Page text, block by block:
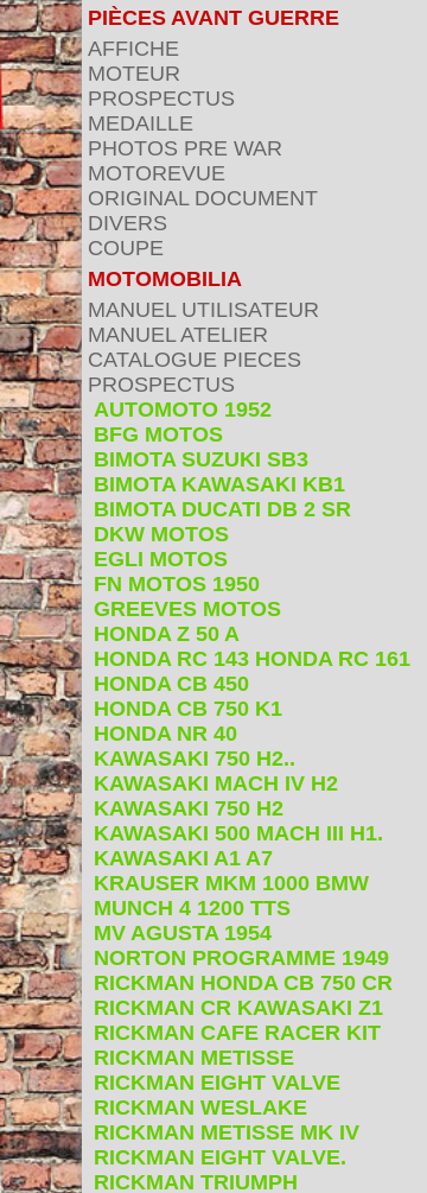
PIÈCES AVANT GUERRE
AFFICHE
MOTEUR
PROSPECTUS
MEDAILLE
PHOTOS PRE WAR
MOTOREVUE
ORIGINAL DOCUMENT
DIVERS
COUPE
MOTOMOBILIA
MANUEL UTILISATEUR
MANUEL ATELIER
CATALOGUE PIECES
PROSPECTUS
AUTOMOTO 1952
BFG MOTOS
BIMOTA SUZUKI SB3
BIMOTA KAWASAKI KB1
BIMOTA DUCATI DB 2 SR
DKW MOTOS
EGLI MOTOS
FN MOTOS 1950
GREEVES MOTOS
HONDA Z 50 A
HONDA RC 143 HONDA RC 161
HONDA CB 450
HONDA CB 750 K1
HONDA NR 40
KAWASAKI 750 H2..
KAWASAKI MACH IV H2
KAWASAKI 750 H2
KAWASAKI 500 MACH III H1.
KAWASAKI A1 A7
KRAUSER MKM 1000 BMW
MUNCH 4 1200 TTS
MV AGUSTA 1954
NORTON PROGRAMME 1949
RICKMAN HONDA CB 750 CR
RICKMAN CR KAWASAKI Z1
RICKMAN CAFE RACER KIT
RICKMAN METISSE
RICKMAN EIGHT VALVE
RICKMAN WESLAKE
RICKMAN METISSE MK IV
RICKMAN EIGHT VALVE.
RICKMAN TRIUMPH